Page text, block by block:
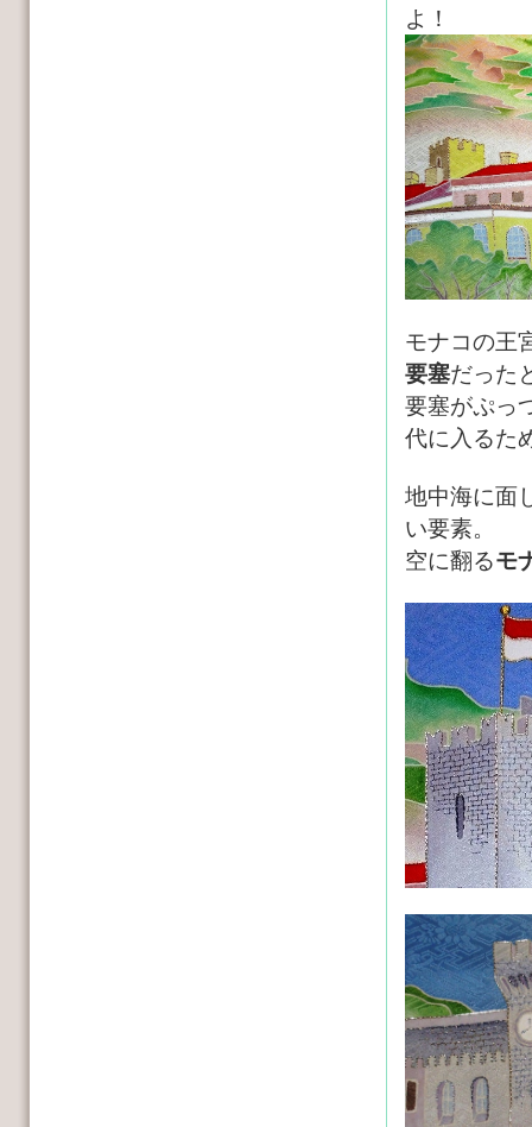
よ！
モナコの王
要塞だった
要塞がぷっ
代に入るた
地中海に面
い要素。
空に翻るモ